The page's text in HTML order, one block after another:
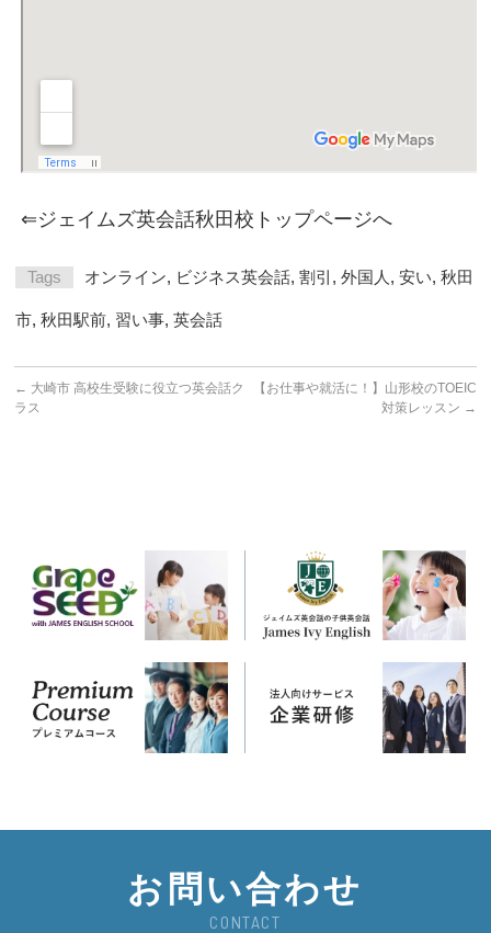
⇐ジェイムズ英会話秋田校トップページへ
Tags オンライン, ビジネス英会話,割引 ,外国人 ,安い,秋田
市,秋田駅前, 習い事,英会話
← 大崎市 高校生受験に役立つ英会話ク
ラス
【お仕事や就活に！】山形校のTOEIC
対策レッスン →
お問い合わせ
CONTACT